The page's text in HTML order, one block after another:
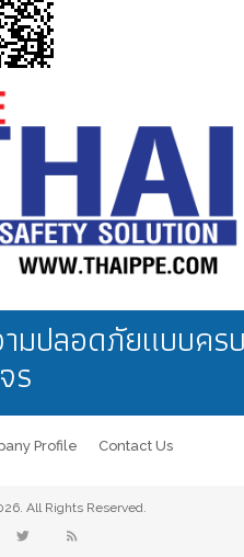
ำรุง
มปลอดภัยแบบคร
ร
Profile Contact Us
All Rights Reserved.